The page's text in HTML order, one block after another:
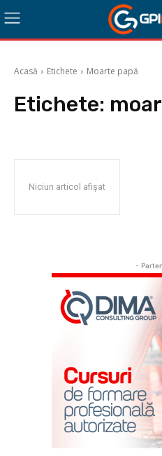
Acasă Etichete Moarte papă
Etichete:
Niciun articol afișat
-